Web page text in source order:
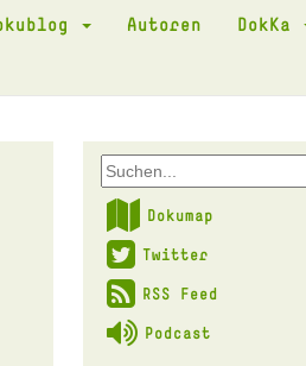
Autoren DokKa
Dokumap
Twitter
RSS Feed
Podcast